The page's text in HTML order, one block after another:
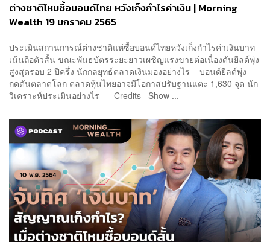
ต่างชาติโหมซื้อบอนด์ไทย หวังเก็งกำไรค่าเงิน | Morning
Wealth 19 มกราคม 2565
ประเมินสถานการณ์ต่างชาติแห่ซื้อบอนด์ไทยหวังเก็งกำไรค่าเงินบาท
เน้นถือตัวสั้น ขณะพันธบัตรระยะยาวเผชิญแรงขายต่อเนื่องดันยีลด์พุ่ง
สูงสุดรอบ 2 ปีครึ่ง นักกลยุทธ์ตลาดเงินมองอย่างไร บอนด์ยีลด์พุ่ง
กดดันตลาดโลก ตลาดหุ้นไทยอาจมีโอกาสปรับฐานแตะ 1,630 จุด นัก
วิเคราะห์ประเมินอย่างไร Credits Show ...